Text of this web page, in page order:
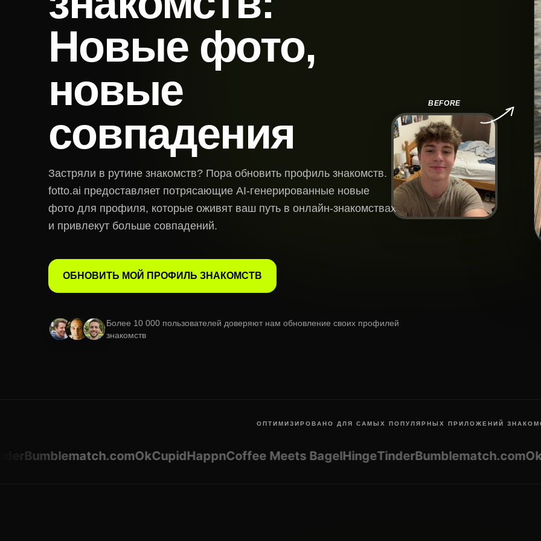
Новые фото,
новые
совпадения
Застряли в рутине знакомств? Пора обновить профиль знакомств.
fotto.ai предоставляет потрясающие AI-генерированные новые
фото для профиля, которые оживят ваш путь в онлайн-знакомствах
и привлекут больше совпадений.
ОБНОВИТЬ МОЙ ПРОФИЛЬ ЗНАКОМСТВ
Более 10 000 пользователей доверяют нам обновление своих профилей
знакомств
BEFORE
ОПТИМИЗИРОВАНО ДЛЯ САМЫХ ПОПУЛЯРНЫХ ПРИЛОЖЕНИЙ
Bumblematch.comOkCupidHappnCoffee Meets BagelHingeTinderBumblematch.com